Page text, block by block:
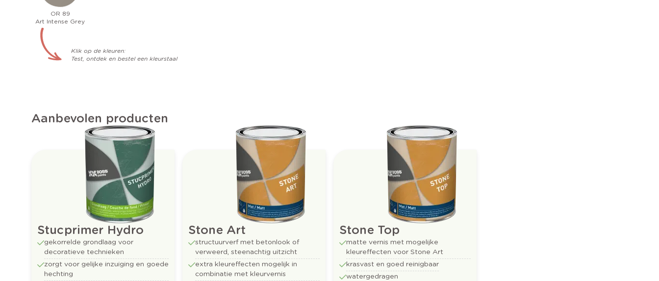
OR 89
Art Intense Grey
Klik op de kleuren:
Test, ontdek en bestel een kleurstaal
Aanbevolen producten
Stucprimer Hydro
gekorrelde grondlaag voor
decoratieve technieken
zorgt voor gelijke inzuiging en goede
hechting
Stone Art
structuurverf met betonlook of
verweerd, steenachtig uitzicht
extra kleureffecten mogelijk in
combinatie met kleurvernis
Stone Top
matte vernis met mogelijke
kleureffecten voor Stone Art
krasvast en goed reinigbaar
watergedragen